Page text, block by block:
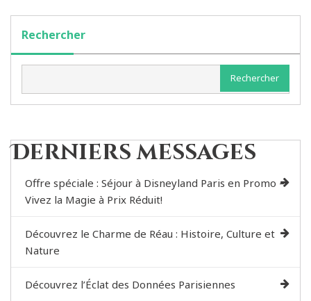
Rechercher
Rechercher
Derniers messages
Offre spéciale : Séjour à Disneyland Paris en Promo –
Vivez la Magie à Prix Réduit!
Découvrez le Charme de Réau : Histoire, Culture et
Nature
Découvrez l’Éclat des Données Parisiennes